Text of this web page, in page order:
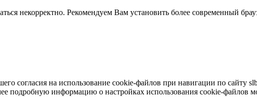
некорректно. Рекомендуем Вам установить более современный
согласия на использование cookie-файлов при навигации по сайту
подробную информацию о настройках использования cookie-файлов